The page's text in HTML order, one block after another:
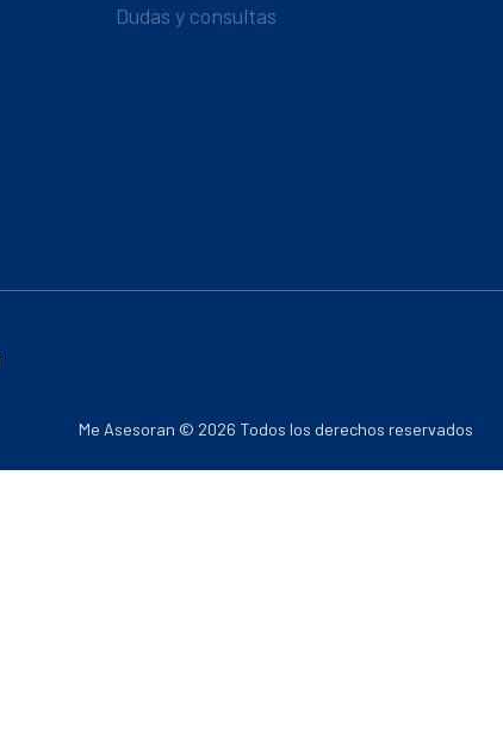
Dudas y consultas
Me Asesoran © 2026 Todos los derechos reservados